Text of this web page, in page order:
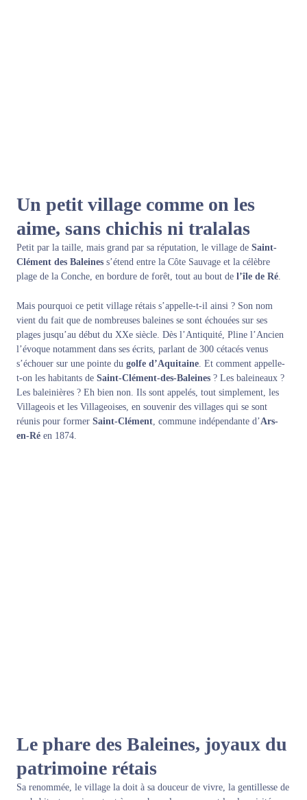
Un petit village comme on les
aime, sans chichis ni tralalas
Petit par la taille, mais grand par sa réputation, le village de Saint-
Clément des Baleines s’étend entre la Côte Sauvage et la célèbre
plage de la Conche, en bordure de forêt, tout au bout de l’île de Ré.
Mais pourquoi ce petit village rétais s’appelle-t-il ainsi ? Son nom
vient du fait que de nombreuses baleines se sont échouées sur ses
plages jusqu’au début du XXe siècle. Dès l’Antiquité, Pline l’Ancien
l’évoque notamment dans ses écrits, parlant de 300 cétacés venus
s’échouer sur une pointe du golfe d’Aquitaine . Et comment appelle-
t-on les habitants de Saint-Clément-des-Baleines ? Les baleineaux ?
Les baleinières ? Eh bien non. Ils sont appelés, tout simplement, les
Villageois et les Villageoises, en souvenir des villages qui se sont
réunis pour former Saint-Clément , commune indépendante d’Ars-
en-Ré en 1874.
Le phare des Baleines, joyaux du
patrimoine rétais
Sa renommée, le village la doit à sa douceur de vivre, la gentillesse de